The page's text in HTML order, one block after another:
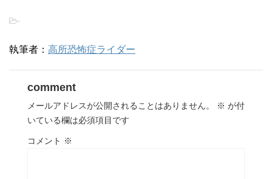
-
執筆者： 高所恐怖症ライダー
comment
メールアドレスが公開されることはありません。 ※ が付
いている欄は必須項目です
コメント ※